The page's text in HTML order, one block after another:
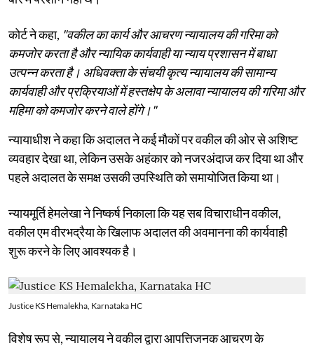
कोर्ट ने कहा, "वकील का कार्य और आचरण न्यायालय की गरिमा को
कमजोर करता है और न्यायिक कार्यवाही या न्याय प्रशासन में बाधा
उत्पन्न करता है। अधिवक्ता के संचयी कृत्य न्यायालय की सामान्य
कार्यवाही और प्रक्रियाओं में हस्तक्षेप के अलावा न्यायालय की गरिमा और
महिमा को कमजोर करने वाले होंगे।"
न्यायाधीश ने कहा कि अदालत ने कई मौकों पर वकील की ओर से अशिष्ट
व्यवहार देखा था, लेकिन उसके अहंकार को नजरअंदाज कर दिया था और
पहले अदालत के समक्ष उसकी उपस्थिति को समायोजित किया था।
न्यायमूर्ति हेमलेखा ने निष्कर्ष निकाला कि यह सब विचाराधीन वकील,
वकील एम वीरभद्रैया के खिलाफ अदालत की अवमानना की कार्यवाही
शुरू करने के लिए आवश्यक है।
Justice KS Hemalekha, Karnataka HC
विशेष रूप से, न्यायालय ने वकील द्वारा आपत्तिजनक आचरण के